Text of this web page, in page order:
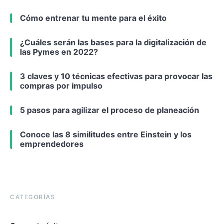
Cómo entrenar tu mente para el éxito
¿Cuáles serán las bases para la digitalización de
las Pymes en 2022?
3 claves y 10 técnicas efectivas para provocar las
compras por impulso
5 pasos para agilizar el proceso de planeación
Conoce las 8 similitudes entre Einstein y los
emprendedores
CATEGORÍAS